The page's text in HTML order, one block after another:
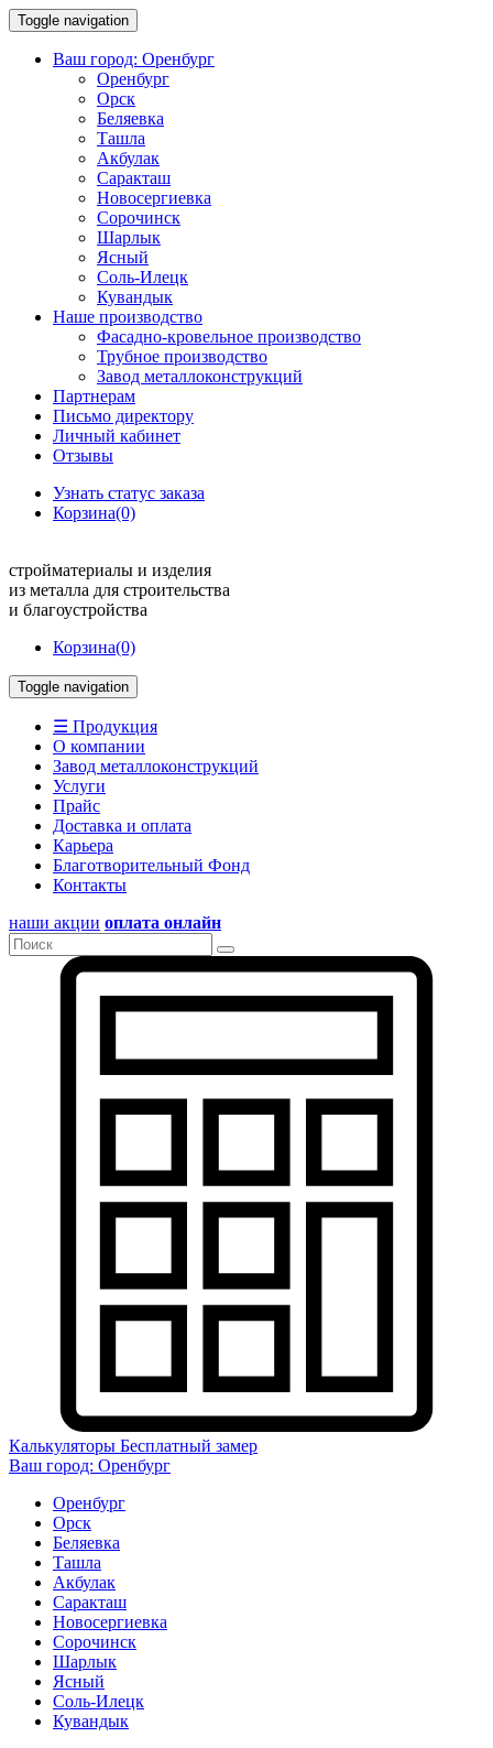
Toggle navigation
Ваш город: Оренбург
Оренбург
Орск
Беляевка
Ташла
Акбулак
Саракташ
Новосергиевка
Сорочинск
Шарлык
Ясный
Соль-Илецк
Кувандык
Наше производство
Фасадно-кровельное производство
Трубное производство
Завод металлоконструкций
Партнерам
Письмо директору
Личный кабинет
Отзывы
Узнать статус заказа
Корзина(0)
стройматериалы и изделия
из металла для строительства
и благоустройства
Корзина(0)
Toggle navigation
☰ Продукция
О компании
Завод металлоконструкций
Услуги
Прайс
Доставка и оплата
Карьера
Благотворительный Фонд
Контакты
наши акции оплата онлайн
Калькуляторы Бесплатный замер
Ваш город: Оренбург
Оренбург
Орск
Беляевка
Ташла
Акбулак
Саракташ
Новосергиевка
Сорочинск
Шарлык
Ясный
Соль-Илецк
Кувандык